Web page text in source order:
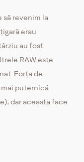
să revenim la
erau
au fost
RAW este
Forța de
puternică
dar aceasta face